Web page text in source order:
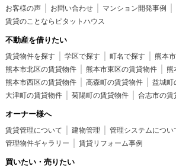
お客様の声
お問い合わせ
マンション開発事例
賃貸のことならピタットハウス
不動産を借りたい
賃貸物件を探す 学区で探す 町名で探す
熊本
熊本市北区の賃貸物件
熊本市東区の賃貸物件
熊
熊本市西区の賃貸物件
高森町の賃貸物件
益城町
大津町の賃貸物件
菊陽町の賃貸物件 合志市の賃
オーナー様へ
賃貸管理について 建物管理 管理システムについ
管理物件ギャラリー
賃貸リフォーム事例
買いたい・売りたい